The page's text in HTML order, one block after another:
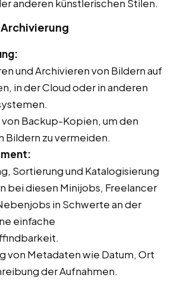
anderen künstlerischen Stilen.
und Archivieren von Bildern auf
in der Cloud oder in anderen
Backup-Kopien, um den
Bildern zu vermeiden.
Sortierung und Katalogisierung
bei diesen Minijobs, Freelancer
in Schwerte an der
einfache
von Metadaten wie Datum, Ort
der Aufnahmen.